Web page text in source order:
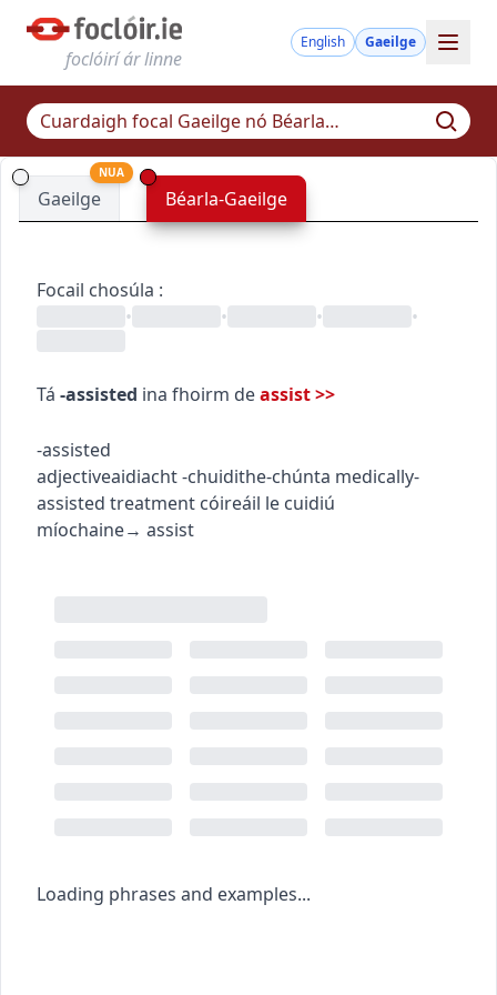
foclóirí ár linne
English Gaeilge
Gaeilge
NUA
Béarla-Gaeilge
Focail chosúla :
•
• • •
Tá -assisted ina fhoirm deassist>>
-assisted
adjectiveaidiacht-chuidithe-chúnta medically-
assisted treatment cóireáil le cuidiú
míochaine→ assist
Loading phrases and examples...